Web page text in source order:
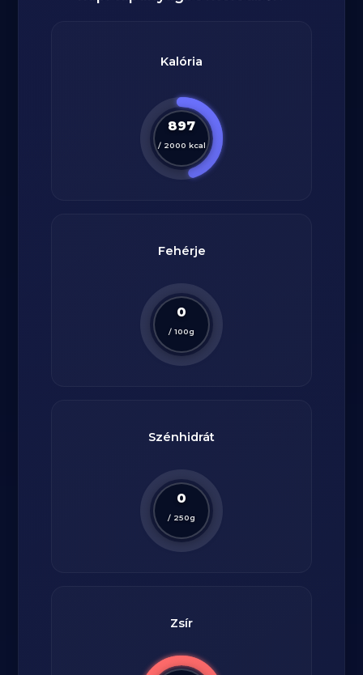
Kalória
897
/ 2000 kcal
Fehérje
0
/ 100g
Szénhidrát
0
/ 250g
Zsír